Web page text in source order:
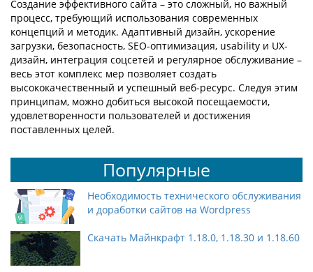
Создание эффективного сайта – это сложный, но важный
процесс, требующий использования современных
концепций и методик. Адаптивный дизайн, ускорение
загрузки, безопасность, SEO-оптимизация, usability и UX-
дизайн, интеграция соцсетей и регулярное обслуживание –
весь этот комплекс мер позволяет создать
высококачественный и успешный веб-ресурс. Следуя этим
принципам, можно добиться высокой посещаемости,
удовлетворенности пользователей и достижения
поставленных целей.
Популярные
Необходимость технического обслуживания
и доработки сайтов на Wordpress
Скачать Майнкрафт 1.18.0, 1.18.30 и 1.18.60